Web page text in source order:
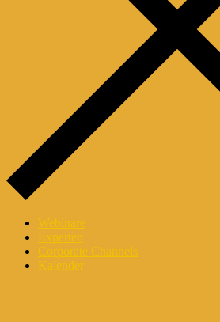
Webinare
Experten
Corporate Channels
Kalender